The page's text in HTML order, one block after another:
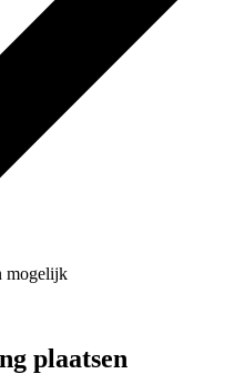
mogelijk
plaatsen